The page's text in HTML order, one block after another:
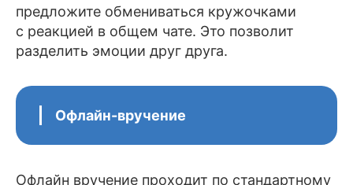
предложите обмениваться кружочками
с реакцией в общем чате. Это позволит
разделить эмоции друг друга.
Офлайн-вручение
Офлайн вручение проходит по стандартному